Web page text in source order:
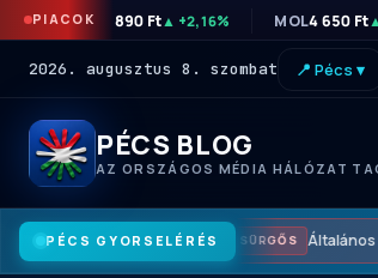
PIACOK
OTP46 890 Ft▲ +2,16% MOL4 650 Ft
2026. augusztus 8. szombat 📍 Pécs ▾
PÉCS BLOG
AZ ORSZÁGOS MÉDIA HÁLÓZAT
PÉCS GYORSELÉRÉS SÜRGŐS Általános